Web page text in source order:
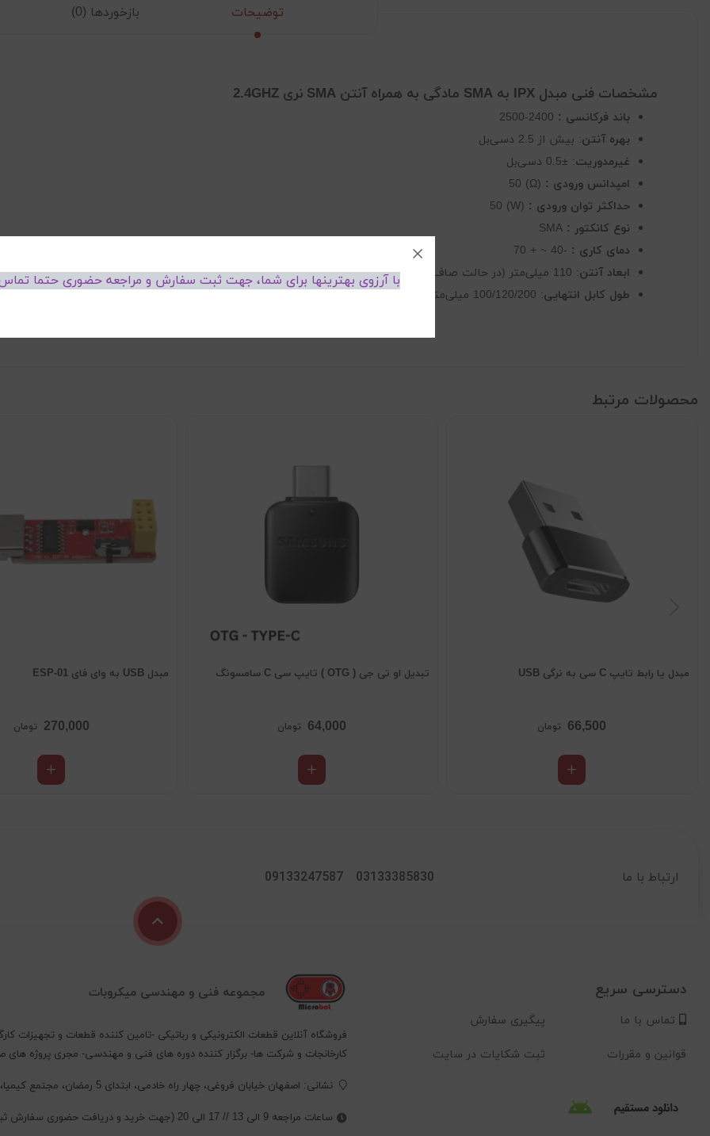
توضیحات بازخوردها (0)
مشخصات فنی مبدل IPX به SMA مادگی به همراه آنتن SMA نری 2.4GHZ
باند فرکانسی :
بهره آنتن: بیش از 2.5 دسی‌بل
غیرمدوریت: ±0.5 دسی‌بل
امپدانس ورودی : (Ω) 50
حداکثر توان ورودی : (W) 50
نوع کانکتور : SMA
دمای کاری : -40 ~ + 70
ابعاد آنتن: 110 میلی‌متر (در حالت صاف)، 92 میلی‌متر (در حالت خمیده)
طول کابل انتهایی: 100/120/200 میلی‌متر
محصولات مرتبط
مبدل یا رابط تایپ C سی به نرگی USB
66,500 تومان
تبدیل او تی جی ( OTG ) تایپ سی C سامسونگ
64,000 تومان
مبدل USB به وای فای ESP-01
270,000 تومان
ارتباط با ما 03133385830
09133247587
دسترسی سریع
تماس با ما پیگیری سفارش
قوانین و مقررات ثبت شکایات در سایت
مجموعه فنی و مهندسی میکروبات
فروشگاه آنلاین قطعات الکترونیکی و رباتیکی -تامین کننده قطعات و تجهیزات
کارخانجات و شرکت ها- برگزار کننده دوره های فنی و مهندسی- مجری پروژه های
نشانی: اصفهان خیابان فروغی، چهار راه خادمی، ابتدای 5 رمضان، مجتمع کیمیا، پلاک 352 ،طبقه 2 ، واحد 4
ساعات مراجعه 9 الی 13 // 17 الی 20 (جهت خرید و دریافت حضوری سفارش ثبت شده حتما تماس بگیرید.)
با آرزوی بهترینها برای شما، جهت ثبت سفارش و مراجعه حضوری حتما